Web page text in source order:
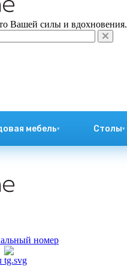
Вашей силы и вдохновения.
мебель▾ Столы▾
номер